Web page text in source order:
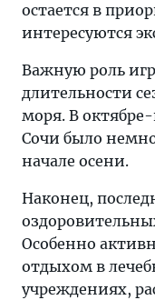
остается в
интересуются
Важную роль
длительности
моря. В
Сочи было
начале осени.
Наконец,
Особенно
отдыхом в
учреждениях,